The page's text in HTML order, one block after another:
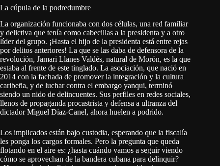
La cúpula de la podredumbre
La organización funcionaba con dos células, una red familiar
y delictiva que tenía como cabecillas a la presidenta y a otro
líder del grupo. ¡Hasta el hijo de la presidenta está entre rejas
por delitos anteriores! La que se las daba de defensora de la
revolución, Jamari Llanes Valdés, natural de Morón, es la que
estaba al frente de este tinglado. La asociación, que nació en
2014 con la fachada de promover la integración y la cultura
caribeña, y de luchar contra el embargo yanqui, terminó
siendo un nido de delincuentes. Sus perfiles en redes sociales,
llenos de propaganda procastrista y defensa a ultranza del
dictador Miguel Díaz-Canel, ahora huelen a podrido.
Los implicados están bajo custodia, esperando que la fiscalía
les ponga los cargos formales. Pero la pregunta que queda
flotando en el aire es: ¿hasta cuándo vamos a seguir viendo
cómo se aprovechan de la bandera cubana para delinquir?